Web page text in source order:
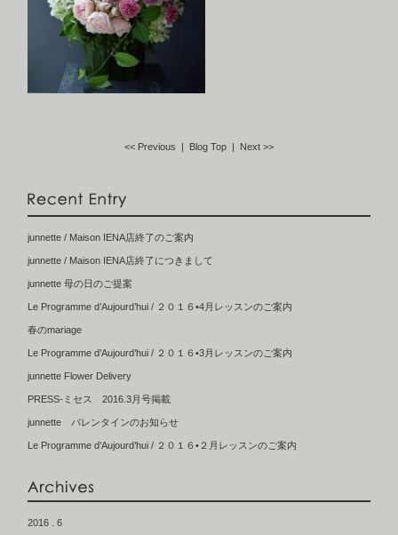
<< Previous | Blog Top | Next >>
junnette / Maison IENA店終了のご案内
junnette / Maison IENA店終了につきまして
junnette 母の日のご提案
Le Programme d’Aujourd’hui / ２０１６•4月レッスンのご案内
春のmariage
Le Programme d’Aujourd’hui / ２０１６•3月レッスンのご案内
junnette Flower Delivery
PRESS-ミセス 2016.3月号掲載
junnette バレンタインのお知らせ
Le Programme d’Aujourd’hui / ２０１６•２月レッスンのご案内
2016 . 6